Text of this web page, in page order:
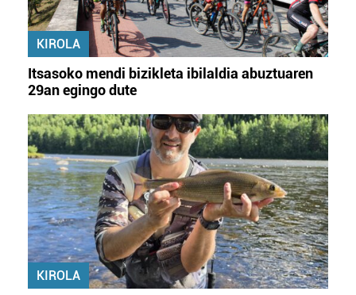
KIROLA
Itsasoko mendi bizikleta ibilaldia abuztuaren
29an egingo dute
KIROLA